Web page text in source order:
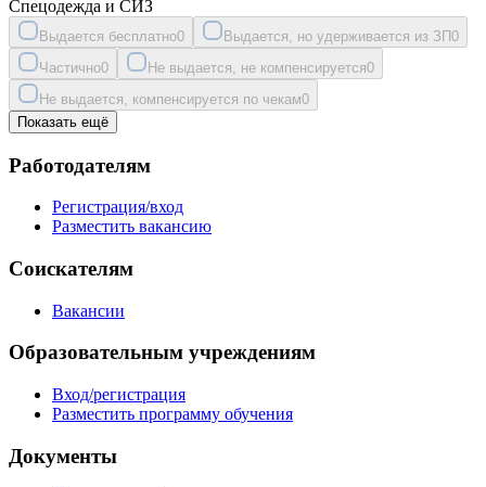
Спецодежда и СИЗ
Выдается бесплатно0 Выдается, но удерживается из ЗП0
Частично0 Не выдается, не компенсируется0
Не выдается, компенсируется по чекам0
Показать ещё
Работодателям
Регистрация/вход
Разместить вакансию
Соискателям
Вакансии
Образовательным учреждениям
Вход/регистрация
Разместить программу обучения
Документы